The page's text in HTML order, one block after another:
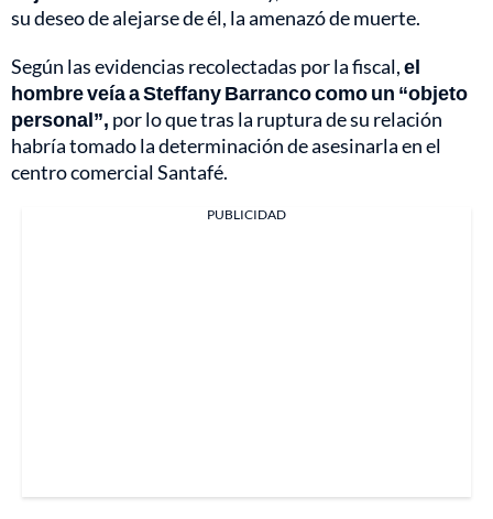
su deseo de alejarse de él, la amenazó de muerte.
Según las evidencias recolectadas por la fiscal,el
hombre veía a Steffany Barranco como un “objeto
personal”, por lo que tras la ruptura de su relación
habría tomado la determinación de asesinarla en el
centro comercial Santafé.
PUBLICIDAD